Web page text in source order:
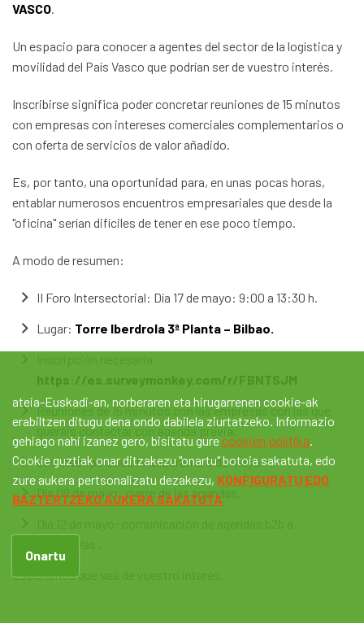
VASCO.
Un espacio para conocer a agentes del sector de la logística y
movilidad del País Vasco que podrían ser de vuestro interés.
Inscribirse significa poder concretar reuniones de 15 minutos
con empresas con intereses comerciales complementarios o
con oferta de servicios de valor añadido.
Es, por tanto, una oportunidad para, en unas pocas horas,
entablar numerosos encuentros empresariales que desde la
"oficina" serían difíciles de tener en ese poco tiempo.
A modo de resumen:
II Foro Intersectorial: Día 17 de mayo: 9:00 a 13:30 h.
Lugar: Torre Iberdrola 3ª Planta – Bilbao.
https://es.surveymonkey.com/r/FBNTSJM
Reuniones de 15 minutos con las empresas con las que
queráis contactar con agenda previa.
Las inscripciones finalizarán el 3 de mayo.
Día 09 de mayo: cierre de las agendas.
Esperamos que sea de vuestro interés.
ateia-Euskadi-an, norberaren eta hirugarrenen cookie-ak
erabiltzen ditugu dena ondo dabilela ziurtatzeko. Informazio
gehiago nahi izanez gero, bisitatu gure cookien politika.
Cookie guztiak onar ditzakezu "onartu" botoia sakatuta, edo
zure aukera pertsonalizatu dezakezu, KONFIGURATU EDO
BAZTERTZEKO AUKERA SAKATUTA
Onartu